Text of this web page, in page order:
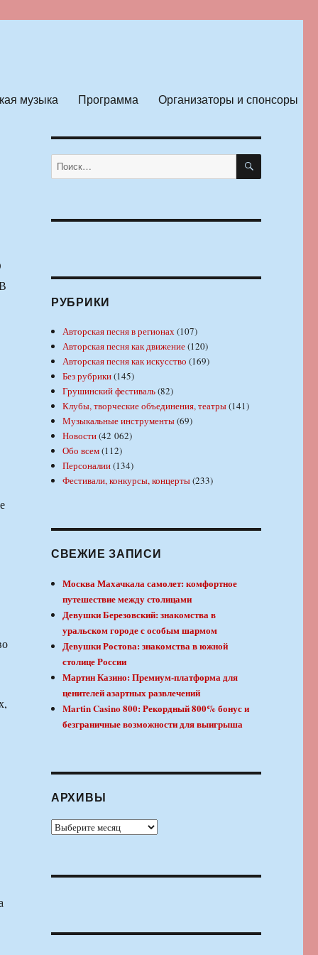
музыка Программа Организаторы и спонсоры
Искать: ПОИСК
РУБРИКИ
Авторская песня в регионах(107)
Авторская песня как движение(120)
Авторская песня как искусство (169)
Без рубрики(145)
Грушинский фестиваль(82)
Клубы, творческие объединения, театры(141)
Музыкальные инструменты(69)
Новости(42 062)
Обо всем(112)
Персоналии(134)
Фестивали, конкурсы, концерты(233)
СВЕЖИЕ ЗАПИСИ
Москва Махачкала самолет: комфортное
путешествие между столицами
Девушки Березовский: знакомства в
уральском городе с особым шармом
Девушки Ростова: знакомства в южной
столице России
Мартин Казино: Премиум-платформа для
ценителей азартных развлечений
Martin Casino 800: Рекордный 800% бонус и
безграничные возможности для выигрыша
АРХИВЫ
Архивы